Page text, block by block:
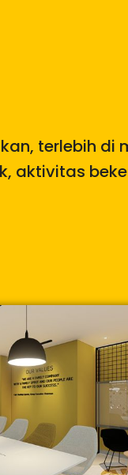
terlebih di
aktivitas